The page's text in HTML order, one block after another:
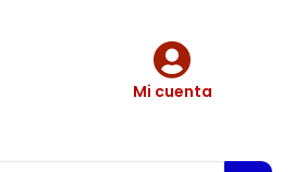
Mi cuenta